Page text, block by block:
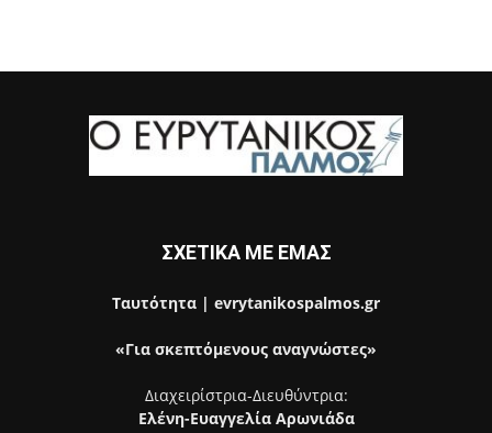
ΣΧΕΤΙΚΑ ΜΕ ΕΜΑΣ
Ταυτότητα | evrytanikospalmos.gr
«Για σκεπτόμενους αναγνώστες»
Διαχειρίστρια-Διευθύντρια:
Ελένη-Ευαγγελία Αρωνιάδα